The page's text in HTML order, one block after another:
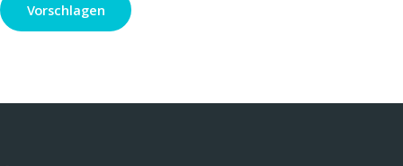
Vorschlagen